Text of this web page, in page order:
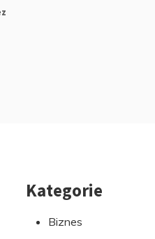
PrzejdźKategorie
Biznes